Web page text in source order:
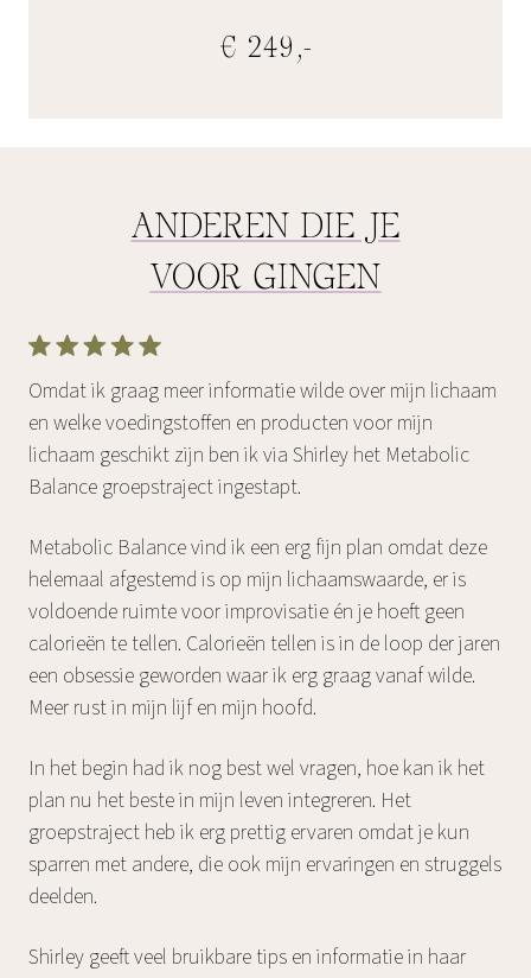
€ 249,-
ANDEREN DIE JE
VOOR GINGEN
Omdat ik graag meer informatie wilde over mijn lichaam
en welke voedingstoffen en producten voor mijn
lichaam geschikt zijn ben ik via Shirley het Metabolic
Balance groepstraject ingestapt.
Metabolic Balance vind ik een erg fijn plan omdat deze
helemaal afgestemd is op mijn lichaamswaarde, er is
voldoende ruimte voor improvisatie én je hoeft geen
calorieën te tellen. Calorieën tellen is in de loop der jaren
een obsessie geworden waar ik erg graag vanaf wilde.
Meer rust in mijn lijf en mijn hoofd.
In het begin had ik nog best wel vragen, hoe kan ik het
plan nu het beste in mijn leven integreren. Het
groepstraject heb ik erg prettig ervaren omdat je kun
sparren met andere, die ook mijn ervaringen en struggels
deelden.
Shirley geeft veel bruikbare tips en informatie in haar